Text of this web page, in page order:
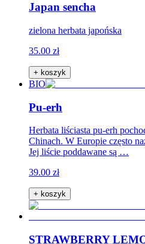
Japan sencha
zielona herbata japońska
35.00 zł
+ koszyk
BIO
Pu-erh
Herbata liściasta pu-erh
Chinach. W Europie często
Jej liście poddawane są …
39.00 zł
+ koszyk
STRAWBERRY